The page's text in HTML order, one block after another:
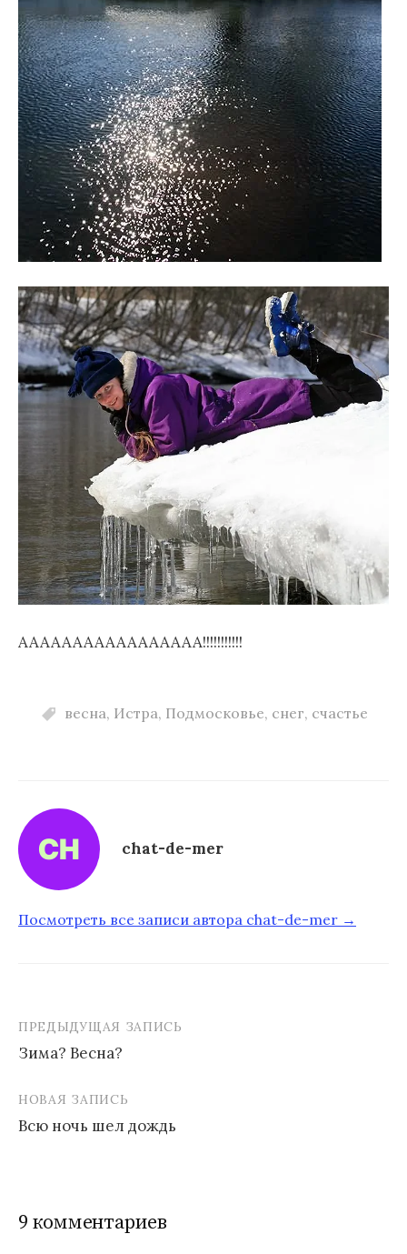
ААААААААААААААААА!!!!!!!!!!!
весна, Истра, Подмосковье, снег, счастье
chat-de-mer
Посмотреть все записи автора chat-de-mer →
а
г
а
ПРЕДЫДУЩАЯ ЗАПИСЬ
Зима? Весна?
НОВАЯ ЗАПИСЬ
Всю ночь шел дождь
9 комментариев